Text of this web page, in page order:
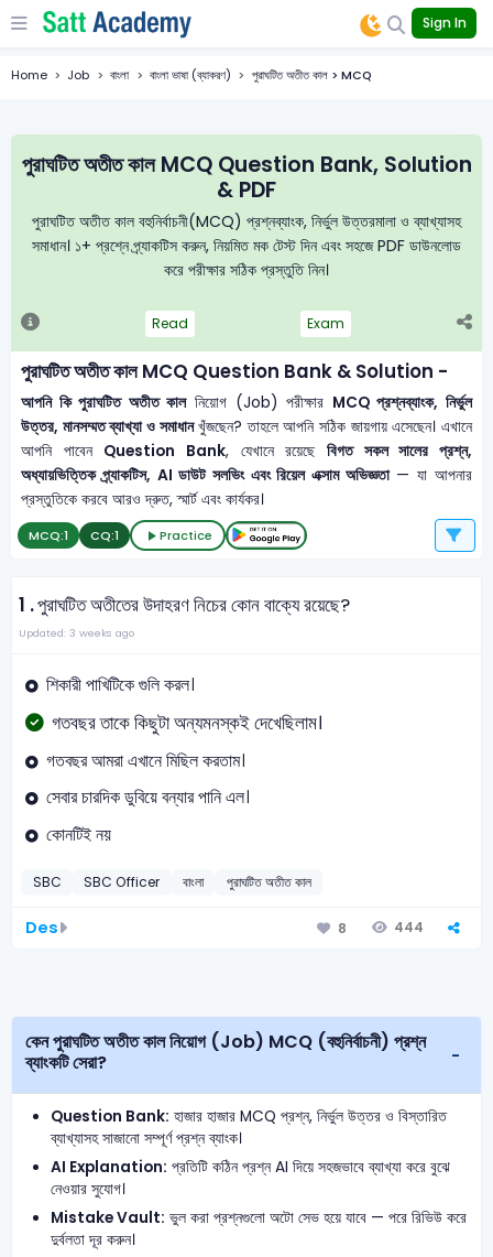
Sign In
Home Job বাংলা বাংলা ভাষা (ব্যাকরণ) পুরাঘটিত অতীত কাল > MCQ
পুরাঘটিত অতীত কাল MCQ Question Bank, Solution
& PDF
পুরাঘটিত অতীত কাল বহুনির্বাচনী(MCQ) প্রশ্নব্যাংক, নির্ভুল উত্তরমালা ও ব্যাখ্যাসহ
সমাধান। ১+ প্রশ্নে প্র্যাকটিস করুন, নিয়মিত মক টেস্ট দিন এবং সহজে PDF ডাউনলোড
করে পরীক্ষার সঠিক প্রস্তুতি নিন।
Read Exam
পুরাঘটিত অতীত কাল MCQ Question Bank & Solution -
আপনি কি পুরাঘটিত অতীত কালনিয়োগ (Job) পরীক্ষার MCQ প্রশ্নব্যাংক, নির্ভুল
উত্তর, মানসম্মত ব্যাখ্যা ও সমাধানখুঁজছেন? তাহলে আপনি সঠিক জায়গায় এসেছেন। এখানে
আপনি পাবেন Question Bank, যেখানে রয়েছে বিগত সকল সালের প্রশ্ন,
অধ্যায়ভিত্তিক প্র্যাকটিস, AI ডাউট সলভিং এবং রিয়েল এক্সাম অভিজ্ঞতা— যা আপনার
প্রস্তুতিকে করবে আরও দ্রুত, স্মার্ট এবং কার্যকর।
MCQ:1 CQ:1 Practice
1 .পুরাঘটিত অতীতের উদাহরণ নিচের কোন বাক্যে রয়েছে?
Updated: 3 weeks ago
শিকারী পাখিটিকে গুলি করল।
গতবছর তাকে কিছুটা অন্যমনস্কই দেখেছিলাম।
গতবছর আমরা এখানে মিছিল করতাম।
সেবার চারদিক ডুবিয়ে বন্যার পানি এল।
কোনটিই নয়
SBC SBC Officer বাংলা পুরাঘটিত অতীত কাল
Des 8 444
কেন পুরাঘটিত অতীত কাল নিয়োগ (Job) MCQ (বহুনির্বাচনী) প্রশ্ন
ব্যাংকটি সেরা?
Question Bank: হাজার হাজার MCQ প্রশ্ন, নির্ভুল উত্তর ও বিস্তারিত
ব্যাখ্যাসহ সাজানো সম্পূর্ণ প্রশ্ন ব্যাংক।
AI Explanation: প্রতিটি কঠিন প্রশ্ন AI দিয়ে সহজভাবে ব্যাখ্যা করে বুঝে
নেওয়ার সুযোগ।
Mistake Vault: ভুল করা প্রশ্নগুলো অটো সেভ হয়ে যাবে — পরে রিভিউ করে
দুর্বলতা দূর করুন।